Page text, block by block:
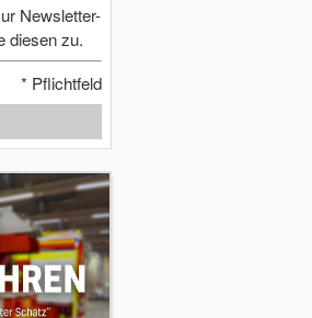
Newsletter-
diesen zu.
* Pflichtfeld